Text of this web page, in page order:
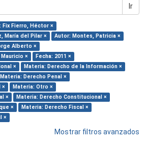
Ir
Fix Fierro, Héctor ×
María del Pilar ×
Autor: Montes, Patricia ×
Alberto ×
×
Fecha: 2011 ×
×
Materia: Derecho de la Información ×
Materia: Derecho Penal ×
×
Materia: Otro ×
×
Materia: Derecho Constitucional ×
×
Materia: Derecho Fiscal ×
×
Mostrar filtros avanzados